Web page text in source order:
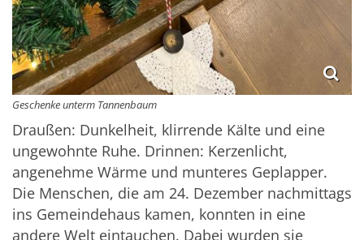
Geschenke unterm Tannenbaum
Draußen: Dunkelheit, klirrende Kälte und eine
ungewohnte Ruhe. Drinnen: Kerzenlicht,
angenehme Wärme und munteres Geplapper.
Die Menschen, die am 24. Dezember nachmittags
ins Gemeindehaus kamen, konnten in eine
andere Welt eintauchen. Dabei wurden sie